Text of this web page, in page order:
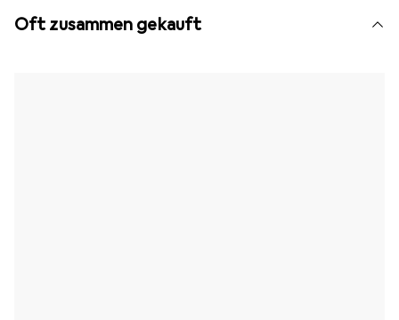
Oft zusammen gekauft